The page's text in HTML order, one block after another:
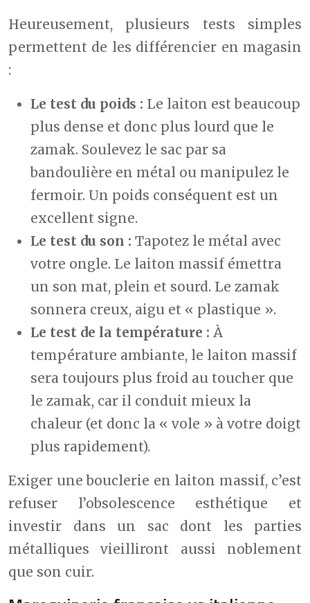
Heureusement, plusieurs tests simples
permettent de les différencier en magasin
:
Le test du poids : Le laiton est beaucoup
plus dense et donc plus lourd que le
zamak. Soulevez le sac par sa
bandoulière en métal ou manipulez le
fermoir. Un poids conséquent est un
excellent signe.
Le test du son : Tapotez le métal avec
votre ongle. Le laiton massif émettra
un son mat, plein et sourd. Le zamak
sonnera creux, aigu et « plastique ».
Le test de la température : À
température ambiante, le laiton massif
sera toujours plus froid au toucher que
le zamak, car il conduit mieux la
chaleur (et donc la « vole » à votre doigt
plus rapidement).
Exiger une bouclerie en laiton massif, c’est
refuser l’obsolescence esthétique et
investir dans un sac dont les parties
métalliques vieilliront aussi noblement
que son cuir.